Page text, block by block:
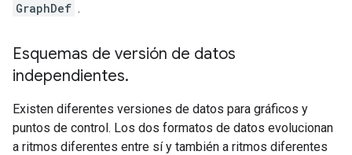
GraphDef .
Esquemas de versión de datos
independientes.
Existen diferentes versiones de datos para gráficos y
puntos de control. Los dos formatos de datos evolucionan
a ritmos diferentes entre sí y también a ritmos diferentes